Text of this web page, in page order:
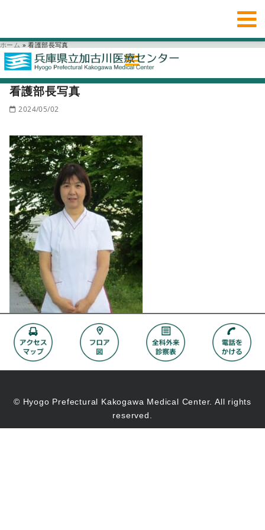
ホーム » 看護部長写真
看護部長写真
2024/05/02
© Hyogo Prefectural Kakogawa Medical Center. All rights
reserved.